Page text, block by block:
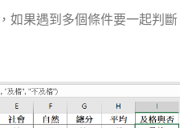
如果遇到多個條件要一起判斷